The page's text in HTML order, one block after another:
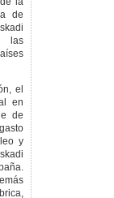
de
las
el
en
de
y